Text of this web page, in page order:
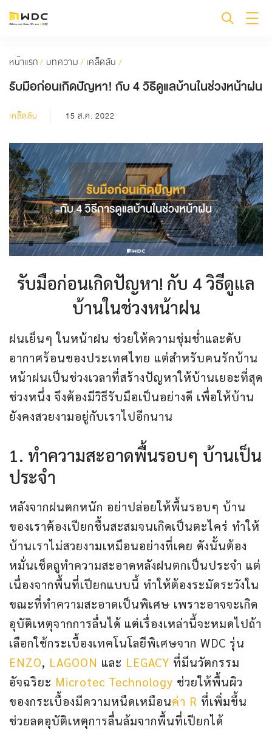
หน้าแรก/ บทความ / เคล็ดลับ /
รับมือก่อนเกิดปัญหา! กับ 4 วิธีดูแลบ้านในช่วงหน้าฝน
เคล็ดลับ 15 ส.ค. 2022
รับมือก่อนเกิดปัญหา! กับ 4 วิธีดูแล
บ้านในช่วงหน้าฝน
ฝนเย็นๆ ในหน้าฝน ช่วยให้ความชุ่มช่ำและดับ
อากาศร้อนของประเทศไทย แต่สำหรับคนรักบ้าน
หน้าฝนเป็นช่วงเวลาที่สร้างปัญหาให้บ้านเยอะที่สุด
ช่วงหนึ่ง จึงต้องมีวิธีรับมือเป็นอย่างดี เพื่อให้บ้าน
ยังคงสวยงามอยู่กับเราไปอีกนาน
1. ทำความสะอาดพื้นรอบๆ บ้านเป็น
ประจำ
หลังจากฝนตกหนัก อย่าปล่อยให้พื้นรอบๆ บ้าน
ของเราต้องเปียกชื้นสะสมจนเกิดเป็นตะไคร่ ทำให้
บ้านเราไม่สวยงามเหมือนอย่างที่เคย ดังนั้นต้อง
หมั่นเช็ดถูทำความสะอาดหลังฝนตกเป็นประจำ แต่
เนื่องจากพื้นที่เปียกแบบนี้ ทำให้ต้องระมัดระวังใน
ขณะที่ทำความสะอาดเป็นพิเศษ เพราะอาจจะเกิด
อุบัติเหตุจากการลื่นได้ แต่เรื่องเหล่านี้จะหมดไปถ้า
เลือกใช้กระเบื้องเทคโนโลยีพิเศษจาก WDC รุ่น
ENZO, LAGOON และ LEGACY ที่มีนวัตกรรม
อัจฉริยะ Microtec Technology ช่วยให้พื้นผิว
ของกระเบื้องมีความหนืดเหมือนค่า R ที่เพิ่มขึ้น
ช่วยลดอุบัติเหตุการลื่นล้มจากพื้นที่เปียกได้